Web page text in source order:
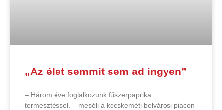
„Az élet semmit sem ad ingyen”
– Három éve foglalkozunk fűszerpaprika
termesztéssel. – meséli a kecskeméti belvárosi piacon